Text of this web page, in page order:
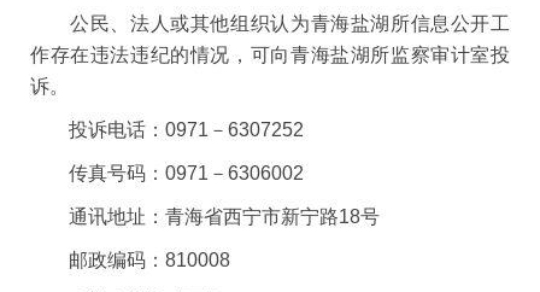
公民、法人或其他组织认为青海盐湖所信息公开工
作存在违法违纪的情况，可向青海盐湖所监察审计室投
诉。
投诉电话：0971－6307252
传真号码：0971－6306002
通讯地址：青海省西宁市新宁路18号
邮政编码：810008